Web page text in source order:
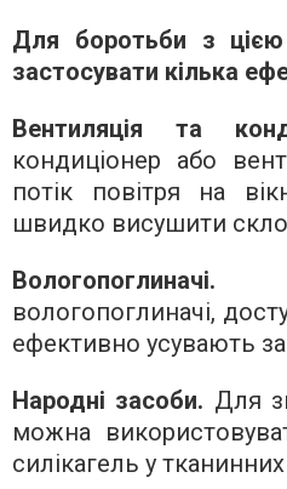
Для боротьби з
застосувати кілька
Вентиляція та
кондиціонер або
потік повітря на
швидко висушити
Вологопоглиначі.
вологопоглиначі,
ефективно усувають
Народні засоби. Для
можна
силікагель у